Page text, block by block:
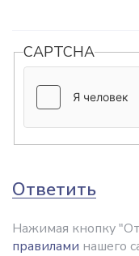
CAPTCHA
Ответить
Нажимая кнопку
правилами нашего